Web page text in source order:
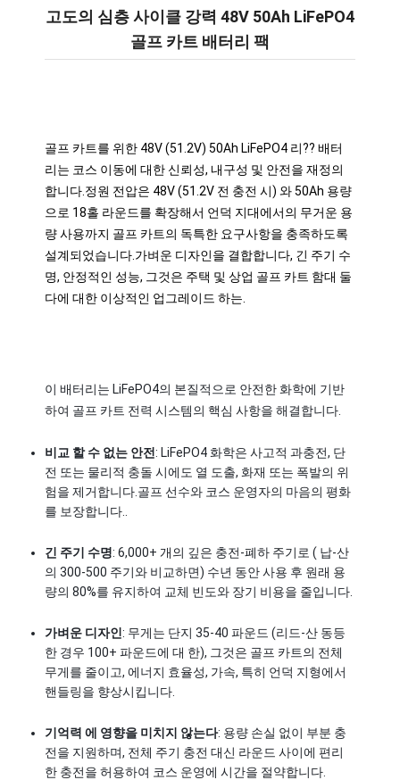
홈
비디오
고도의 심층 사이클 강력 48V 50Ah LiFePO4
골프 카트 배터리 팩
골프 카트를 위한 48V (51.2V) 50Ah LiFePO4 리?? 배터
리는 코스 이동에 대한 신뢰성, 내구성 및 안전을 재정의
합니다.정원 전압은 48V (51.2V 전 충전 시) 와 50Ah 용량
으로 18홀 라운드를 확장해서 언덕 지대에서의 무거운 용
량 사용까지 골프 카트의 독특한 요구사항을 충족하도록
설계되었습니다.가벼운 디자인을 결합합니다, 긴 주기 수
명, 안정적인 성능, 그것은 주택 및 상업 골프 카트 함대 둘
다에 대한 이상적인 업그레이드 하는.
이 배터리는 LiFePO4의 본질적으로 안전한 화학에 기반
하여 골프 카트 전력 시스템의 핵심 사항을 해결합니다.
비교 할 수 없는 안전: LiFePO4 화학은 사고적 과충전, 단
전 또는 물리적 충돌 시에도 열 도출, 화재 또는 폭발의 위
험을 제거합니다.골프 선수와 코스 운영자의 마음의 평화
를 보장합니다..
긴 주기 수명: 6,000+ 개의 깊은 충전-폐하 주기로 ( 납-산
의 300-500 주기와 비교하면) 수년 동안 사용 후 원래 용
량의 80%를 유지하여 교체 빈도와 장기 비용을 줄입니다.
가벼운 디자인: 무게는 단지 35-40 파운드 (리드-산 동등
한 경우 100+ 파운드에 대 한), 그것은 골프 카트의 전체
무게를 줄이고, 에너지 효율성, 가속, 특히 언덕 지형에서
핸들링을 향상시킵니다.
기억력 에 영향을 미치지 않는다: 용량 손실 없이 부분 충
전을 지원하며, 전체 주기 충전 대신 라운드 사이에 편리
한 충전을 허용하여 코스 운영에 시간을 절약합니다.